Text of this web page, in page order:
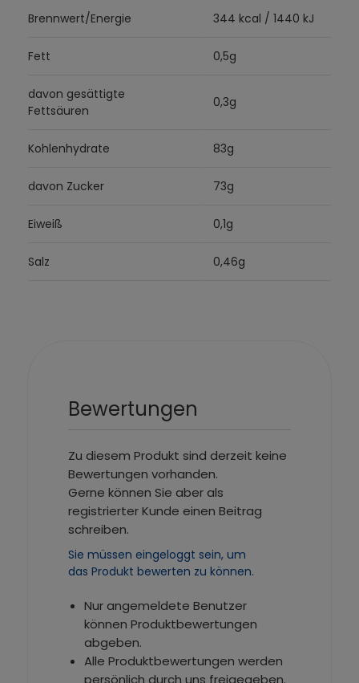
Brennwert/Energie 344 kcal / 1440 kJ
Fett 0,5g
davon gesättigte
Fettsäuren
0,3g
Kohlenhydrate 83g
davon Zucker 73g
Eiweiß 0,1g
Salz 0,46g
Bewertungen
Zu diesem Produkt sind derzeit keine
Bewertungen vorhanden.
Gerne können Sie aber als
registrierter Kunde einen Beitrag
schreiben.
Sie müssen eingeloggt sein, um
das Produkt bewerten zu können.
Nur angemeldete Benutzer
können Produktbewertungen
abgeben.
Alle Produktbewertungen werden
persönlich durch uns freigegeben.